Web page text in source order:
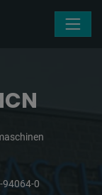
94064-0